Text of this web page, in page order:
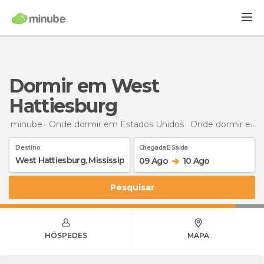
Dormir em West
Hattiesburg
minube Onde dormir em Estados Unidos Onde dormir em Mississippi
Destino Chegada E Saída
09 Ago 10 Ago
Pesquisar
HÓSPEDES MAPA